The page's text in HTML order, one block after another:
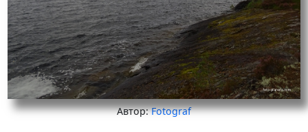
Автор:Fotograf